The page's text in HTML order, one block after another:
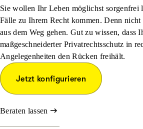
Sie wollen Ihr Leben möglichst sorgenfrei
Fälle zu Ihrem Recht kommen. Denn
aus dem Weg gehen. Gut zu wissen, dass
maßgeschneiderter Privatrechtsschutz in
Angelegenheiten den Rücken freihält.
Jetzt konfigurieren
Beraten lassen